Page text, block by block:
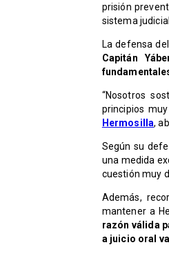
prisión
sistema
La defensa
Capitán
“Nosotros
principios
Hermosilla,
Según su
una medida
cuestión muy
Además,
mantener a
razón válida
a juicio oral